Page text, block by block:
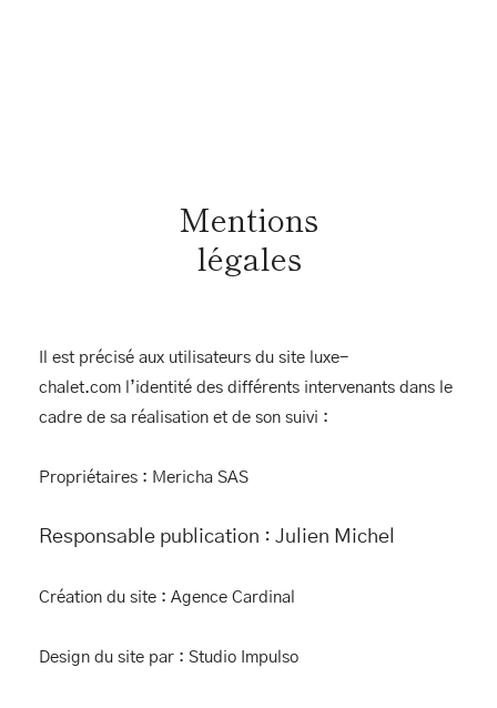
Mentions
légales
Il est précisé aux utilisateurs du site luxe-
chalet.com l’identité des différents intervenants dans le
cadre de sa réalisation et de son suivi :
Propriétaires : Mericha SAS
Responsable publication : Julien Michel
Création du site : Agence Cardinal
Design du site par : Studio Impulso